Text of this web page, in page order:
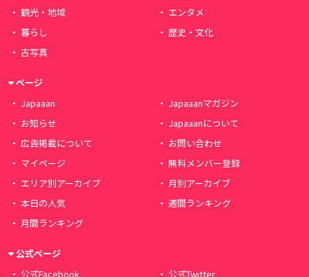
観光・地域
エンタメ
暮らし
歴史・文化
古写真
ページ
Japaaan
Japaaanマガジン
お知らせ
Japaaanについて
広告掲載について
お問い合わせ
マイページ
無料メンバー登録
エリア別アーカイブ
月別アーカイブ
本日の人気
週間ランキング
月間ランキング
公式ページ
公式Facebook
公式Twitter